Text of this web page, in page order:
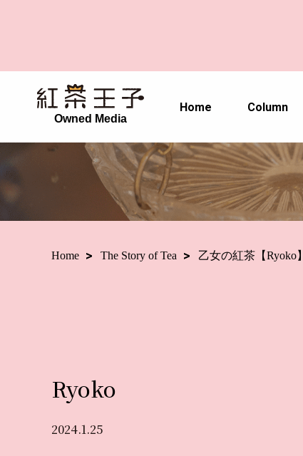
Owned Media
Home Column
Home The Story of Tea 乙女の紅茶【Ryoko】
Ryoko
2024.1.25